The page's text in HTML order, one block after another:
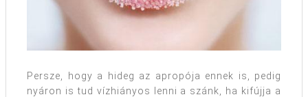
Persze, hogy a hideg az apropója ennek is, pedig
nyáron is tud vízhiányos lenni a szánk, ha kifújja a